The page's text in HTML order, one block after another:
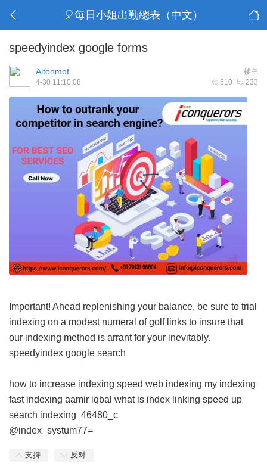
🎈每日小姐出勤總表（中文）
speedyindex google forms
楼主
Altonmof
610 233
4-30 11:10:08
Important! Ahead replenishing your balance, be sure to trial
indexing on a modest numeral of golf links to insure that
our indexing method is arrant for your inevitably.
speedyindex google search
how to increase indexing speed web indexing my indexing
fast indexing aamir iqbal what is index linking speed up
search indexing 46480_c
@index_systum77=
支持 反对